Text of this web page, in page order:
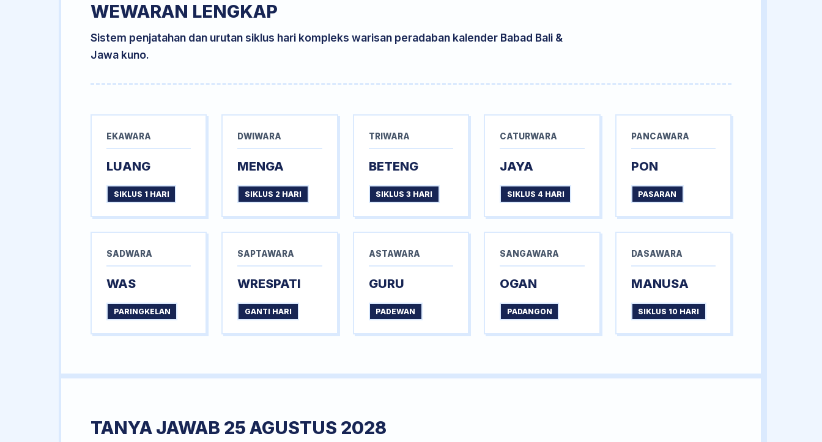
WEWARAN LENGKAP
Sistem penjatahan dan urutan siklus hari kompleks warisan peradaban kalender Babad Bali &
Jawa kuno.
EKAWARA
LUANG
SIKLUS 1 HARI
DWIWARA
MENGA
SIKLUS 2 HARI
TRIWARA
BETENG
SIKLUS 3 HARI
CATURWARA
JAYA
SIKLUS 4 HARI
PANCAWARA
PON
PASARAN
SADWARA
WAS
PARINGKELAN
SAPTAWARA
WRESPATI
GANTI HARI
ASTAWARA
GURU
PADEWAN
SANGAWARA
OGAN
PADANGON
DASAWARA
MANUSA
SIKLUS 10 HARI
TANYA JAWAB 25 AGUSTUS 2028